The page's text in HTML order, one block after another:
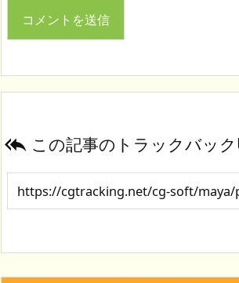
 この記事のトラックバック